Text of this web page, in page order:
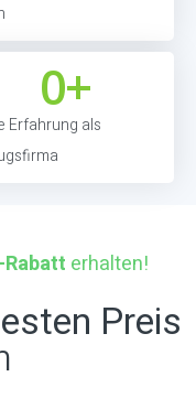
Erfahrung als
0+
erhalten!
Preis